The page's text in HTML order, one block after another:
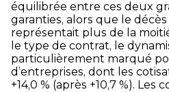
équilibrée entre ces deux
garanties, alors que le
représentait plus de la
le type de contrat, le
particulièrement marqué
d’entreprises, dont les
+14,0 % (après +10,7 %). Les